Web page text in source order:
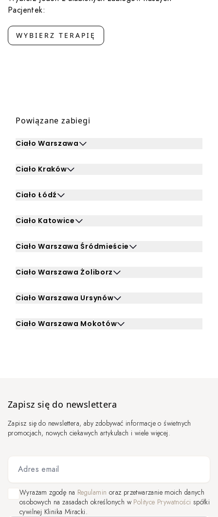
Pacjentek:
WYBIERZ TERAPIĘ
Powiązane zabiegi
Ciało Warszawa
Kliknij, aby rozwinąć i zobaczyć zabiegi dla Ciało
Ciało Kraków
Kliknij, aby rozwinąć i zobaczyć zabiegi dla Ciało Kraków
Ciało Łódź
Kliknij, aby rozwinąć i zobaczyć zabiegi dla Ciało Łódź
Ciało Katowice
Kliknij, aby rozwinąć i zobaczyć zabiegi dla Ciało
Ciało Warszawa Śródmieście
Kliknij, aby rozwinąć i zobaczyć zabiegi dla Ciało
Ciało Warszawa Żoliborz
Kliknij, aby rozwinąć i zobaczyć zabiegi dla Ciało
Ciało Warszawa Ursynów
Kliknij, aby rozwinąć i zobaczyć zabiegi dla Ciało
Ciało Warszawa Mokotów
Kliknij, aby rozwinąć i zobaczyć zabiegi dla Ciało
Zapisz się do newslettera
Zapisz się do newslettera, aby zdobywać informacje o świetnych
promocjach, nowych ciekawych artykułach i wiele więcej.
Adres email
Wyrażam zgodę na Regulamin oraz przetwarzanie moich danych
osobowych na zasadach określonych w Polityce Prywatności spółki
cywilnej Klinika Miracki.